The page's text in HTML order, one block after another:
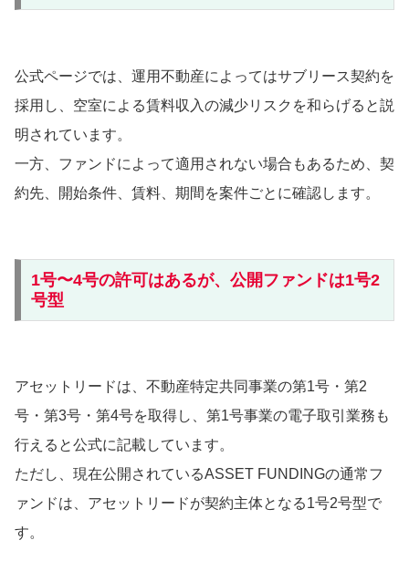
公式ページでは、運用不動産によってはサブリース契約を
採用し、空室による賃料収入の減少リスクを和らげると説
明されています。
一方、ファンドによって適用されない場合もあるため、契
約先、開始条件、賃料、期間を案件ごとに確認します。
1号〜4号の許可はあるが、公開ファンドは1号2
号型
アセットリードは、不動産特定共同事業の第1号・第2
号・第3号・第4号を取得し、第1号事業の電子取引業務も
行えると公式に記載しています。
ただし、現在公開されているASSET FUNDINGの通常フ
ァンドは、アセットリードが契約主体となる1号2号型で
す。